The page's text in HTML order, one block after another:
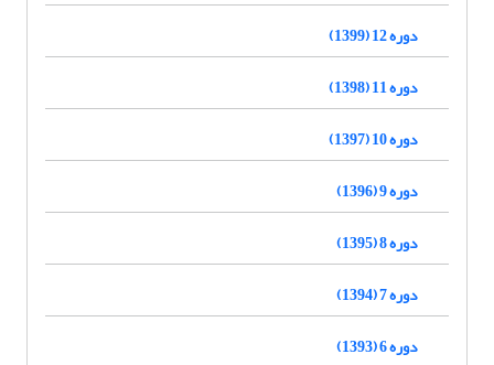
دوره 12 (1399)
دوره 11 (1398)
دوره 10 (1397)
دوره 9 (1396)
دوره 8 (1395)
دوره 7 (1394)
دوره 6 (1393)